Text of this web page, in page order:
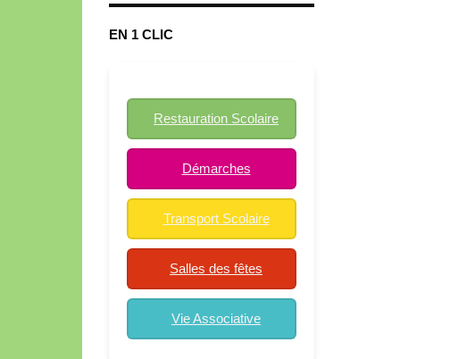
EN 1 CLIC
Restauration Scolaire
Démarches
Transport Scolaire
Salles des fêtes
Vie Associative